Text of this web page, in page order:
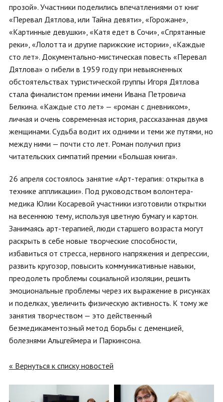
прозой». Участники поделились впечатлениями от книг
«Перевал Дятлова, или Тайна девяти», «Горожане»,
«Картинные девушки», «Катя едет в Сочи», «Спрятанные
реки», «Лолотта и другие парижские истории», «Каждые
сто лет». Документально-мистическая повесть «Перевал
Дятлова» о гибели в 1959 году при невыясненных
обстоятельствах туристической группы Игоря Дятлова
стала финалистом премии имени Ивана Петровича
Белкина. «Каждые сто лет» — «роман с дневником»,
личная и очень современная история, рассказанная двумя
женщинами. Судьба водит их одними и теми же путями, но
между ними — почти сто лет. Роман получил приз
читательских симпатий премии «Большая книга».
26 апреля состоялось занятие «Арт-терапия: открытка в
технике аппликации». Под руководством волонтера-
медика Юлии Косаревой участники изготовили открытки
на весеннюю тему, используя цветную бумагу и картон.
Занимаясь арт-терапией, люди старшего возраста могут
раскрыть в себе новые творческие способности,
избавиться от стресса, нервного напряжения и депрессии,
развить кругозор, повысить коммуникативные навыки,
преодолеть проблемы социальной изоляции, решить
эмоциональные проблемы через их выражение в рисунках
и поделках, увеличить физическую активность. К тому же
занятия творчеством — это действенный
безмедикаментозный метод борьбы с деменцией,
болезнями Альцгеймера и Паркинсона.
« Вернуться к списку новостей